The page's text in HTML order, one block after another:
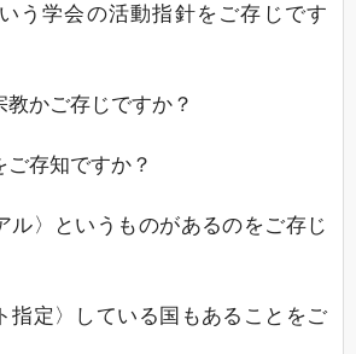
う学会の活動指針をご存じです
かご存じですか？
存知ですか？
ル〉というものがあるのをご存じ
指定〉している国もあることをご